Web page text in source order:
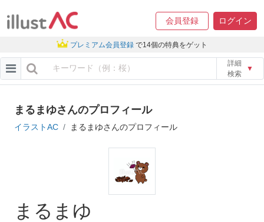
会員登録 ログイン
プレミアム会員登録 で14個の特典をゲット
詳細
検索
▼
まるまゆさんのプロフィール
イラストAC まるまゆさんのプロフィール
まるまゆ